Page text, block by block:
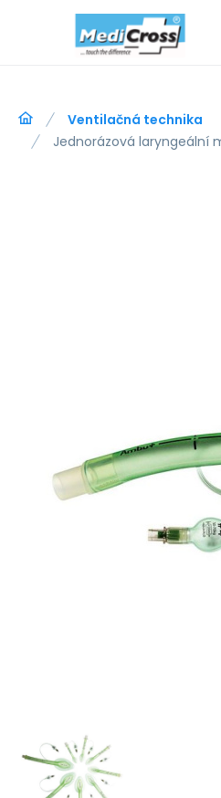
Ventilačná technika
Jednorázová laryngeální